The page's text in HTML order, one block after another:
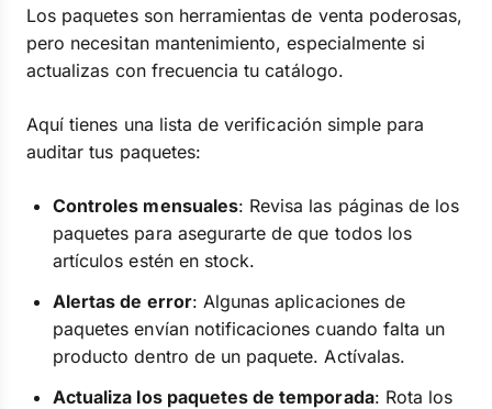
Los paquetes son herramientas de venta poderosas,
pero necesitan mantenimiento, especialmente si
actualizas con frecuencia tu catálogo.
Aquí tienes una lista de verificación simple para
auditar tus paquetes:
Controles mensuales: Revisa las páginas de los
paquetes para asegurarte de que todos los
artículos estén en stock.
Alertas de error: Algunas aplicaciones de
paquetes envían notificaciones cuando falta un
producto dentro de un paquete. Actívalas.
Actualiza los paquetes de temporada: Rota los